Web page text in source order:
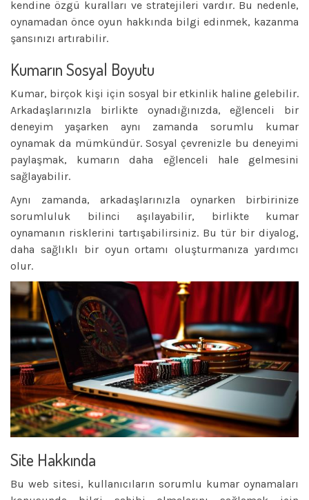
kendine özgü kuralları ve stratejileri vardır. Bu nedenle,
oynamadan önce oyun hakkında bilgi edinmek, kazanma
şansınızı artırabilir.
Kumarın Sosyal Boyutu
Kumar, birçok kişi için sosyal bir etkinlik haline gelebilir.
Arkadaşlarınızla birlikte oynadığınızda, eğlenceli bir
deneyim yaşarken aynı zamanda sorumlu kumar
oynamak da mümkündür. Sosyal çevrenizle bu deneyimi
paylaşmak, kumarın daha eğlenceli hale gelmesini
sağlayabilir.
Aynı zamanda, arkadaşlarınızla oynarken birbirinize
sorumluluk bilinci aşılayabilir, birlikte kumar
oynamanın risklerini tartışabilirsiniz. Bu tür bir diyalog,
daha sağlıklı bir oyun ortamı oluşturmanıza yardımcı
olur.
Site Hakkında
Bu web sitesi, kullanıcıların sorumlu kumar oynamaları